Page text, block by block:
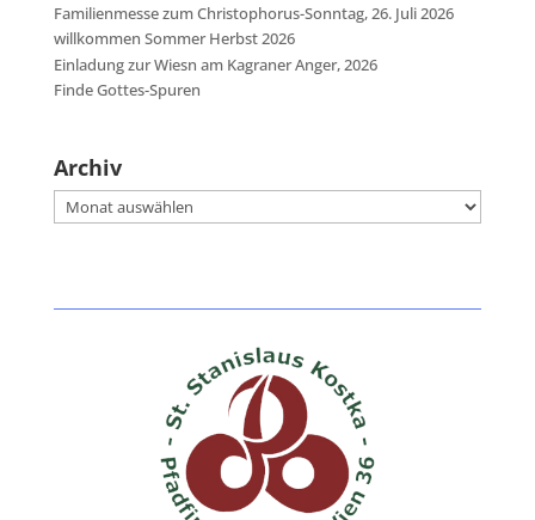
Familienmesse zum Christophorus-Sonntag, 26. Juli 2026
willkommen Sommer Herbst 2026
Einladung zur Wiesn am Kagraner Anger, 2026
Finde Gottes-Spuren
Archiv
Archiv